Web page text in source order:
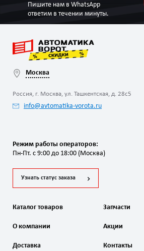
Пишите нам в WhatsApp
ответим в течении минуты.
Москва
Россия, г. Москва, ул. Ташкентская, д. 28с5
info@avtomatika-vorota.ru
Режим работы операторов:
Пн-Пт. с 9:00 до 18:00 (Москва)
Узнать статус заказа
Каталог товаров Запчасти
О компании
Доставка
Акции
Контакты